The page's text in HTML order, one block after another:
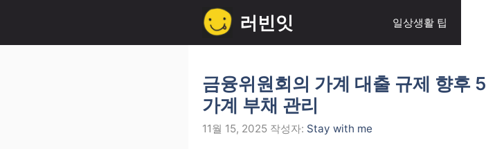
러빈잇 일상생활 팁
금융위원회의 가계 대출 규제 향후
가계 부채 관리
11월 15, 2025 작성자: Stay with me